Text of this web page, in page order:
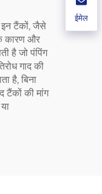
इन टैंकों, जैसे
कारण और
है जो पंपिंग
गाद की
है, बिना
टैंकों की मांग
ईमेल